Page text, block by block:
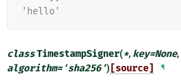
'hello'
classTimestampSigner(*, key=None,
algorithm='sha256') [source] ¶